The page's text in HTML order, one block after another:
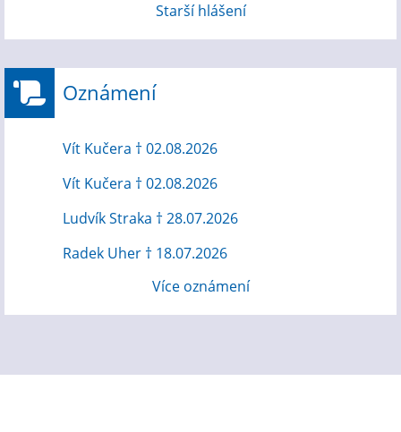
Starší hlášení
Oznámení
Vít Kučera † 02.08.2026
Vít Kučera † 02.08.2026
Ludvík Straka † 28.07.2026
Radek Uher † 18.07.2026
Více oznámení